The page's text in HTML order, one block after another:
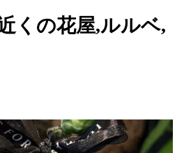
くの花屋,ルルベ,